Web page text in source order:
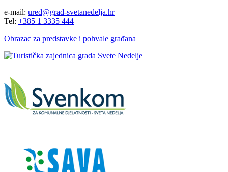
e-mail: ured@grad-svetanedelja.hr
Tel: +385 1 3335 444
Obrazac za predstavke i pohvale građana